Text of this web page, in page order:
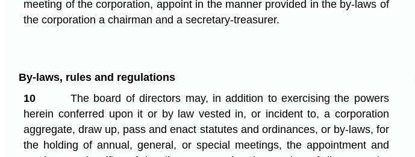
meeting of the corporation, appoint in the manner provided in the by-laws of
the corporation a chairman and a secretary-treasurer.
By-laws, rules and regulations
10
The board of directors may, in addition to exercising the powers
herein conferred upon it or by law vested in, or incident to, a corporation
aggregate, draw up, pass and enact statutes and ordinances, or by-laws, for
the holding of annual, general, or special meetings, the appointment and